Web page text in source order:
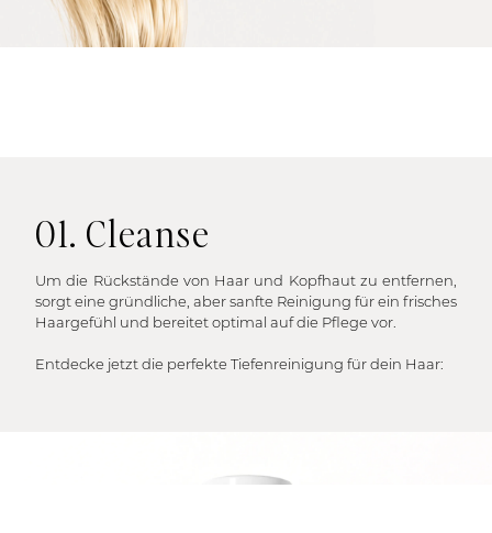
01. Cleanse
Um die Rückstände von Haar und Kopfhaut zu entfernen,
sorgt eine gründliche, aber sanfte Reinigung für ein frisches
Haargefühl und bereitet optimal auf die Pflege vor.
Entdecke jetzt die perfekte Tiefenreinigung für dein Haar: